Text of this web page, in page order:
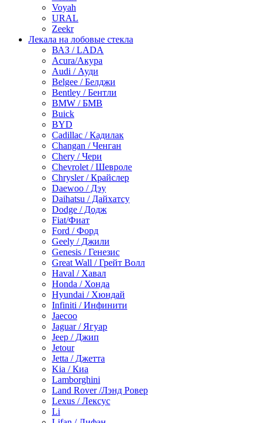
Voyah
URAL
Zeekr
Лекала на лобовые стекла
ВАЗ / LADA
Acura/Акура
Audi / Ауди
Belgee / Белджи
Bentley / Бентли
BMW / БМВ
Buick
BYD
Cadillac / Кадилак
Changan / Ченган
Chery / Чери
Chevrolet / Шевроле
Chrysler / Крайслер
Daewoo / Дэу
Daihatsu / Дайхатсу
Dodge / Додж
Fiat/Фиат
Ford / Форд
Geely / Джили
Genesis / Генезис
Great Wall / Грейт Волл
Haval / Хавал
Honda / Хонда
Hyundai / Хюндай
Infiniti / Инфинити
Jaecoo
Jaguar / Ягуар
Jeep / Джип
Jetour
Jetta / Джетта
Kia / Киа
Lamborghini
Land Rover /Лэнд Ровер
Lexus / Лексус
Li